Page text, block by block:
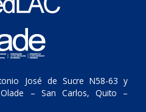
José de Sucre N58-63 y
Olade – San Carlos, Quito –